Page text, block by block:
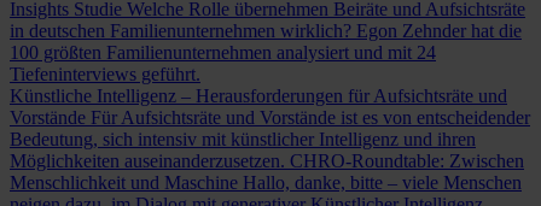
Insights Studie Welche Rolle übernehmen Beiräte und Aufsichtsräte
in deutschen Familienunternehmen wirklich? Egon Zehnder hat die
100 größten Familienunternehmen analysiert und mit 24
Tiefeninterviews geführt.
Künstliche Intelligenz – Herausforderungen für Aufsichtsräte und
Vorstände Für Aufsichtsräte und Vorstände ist es von entscheidender
Bedeutung, sich intensiv mit künstlicher Intelligenz und ihren
Möglichkeiten auseinanderzusetzen. CHRO-Roundtable: Zwischen
Menschlichkeit und Maschine Hallo, danke, bitte – viele Menschen